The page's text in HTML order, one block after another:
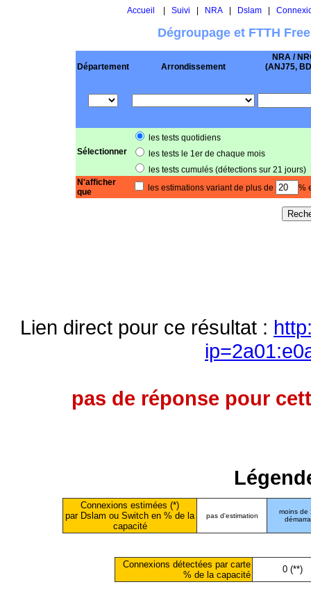
Accueil Suivi NRA| Dslam|
Dégroupage et FTTH
Département Arrondissement
NRA /
(ANJ75,
Sélectionner
les tests quotidiens
les tests le 1er de chaque mois
les tests cumulés (détections sur 21 jours)
N'afficher
que
les estimations variant de plus de %
Lien direct pour ce résultat :
pas de réponse pour
Connexions estimées (*)
par Dslam ou Switch en % de la
capacité
pas d'estimation
moins de
Connexions détectées par carte
% de la capacité
0 (**)